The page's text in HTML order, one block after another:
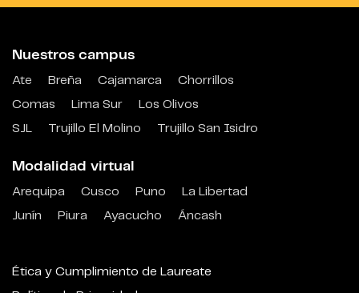
Nuestros campus
Ate Breña Cajamarca
Chorrillos
Comas
Lima Sur
Los Olivos
SJL
Trujillo El Molino Trujillo San Isidro
Modalidad virtual
Arequipa Cusco Puno
La Libertad
Junín
Piura Ayacucho Áncash
Ética y Cumplimiento de Laureate